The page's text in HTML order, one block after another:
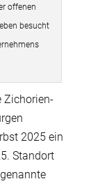
offenen
besucht
Zichorien-
2025 ein
Standort